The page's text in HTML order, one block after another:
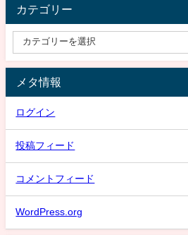
カテゴリー
メタ情報
ログイン
投稿フィード
コメントフィード
WordPress.org